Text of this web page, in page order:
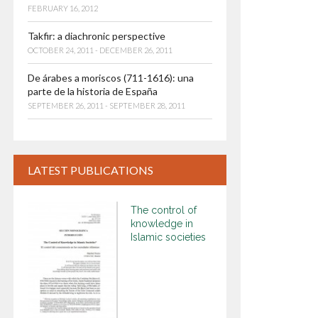
FEBRUARY 16, 2012
Takfir: a diachronic perspective
OCTOBER 24, 2011 - DECEMBER 26, 2011
De árabes a moriscos (711-1616): una
parte de la historia de España
SEPTEMBER 26, 2011 - SEPTEMBER 28, 2011
LATEST PUBLICATIONS
The control of
knowledge in
Islamic societies